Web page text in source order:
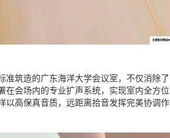
筑造的广东海洋大学会议室，不仅消除了
在会场内的专业扩声系统，实现室内全方位
以高保真音质，远距离拾音发挥完美协调作